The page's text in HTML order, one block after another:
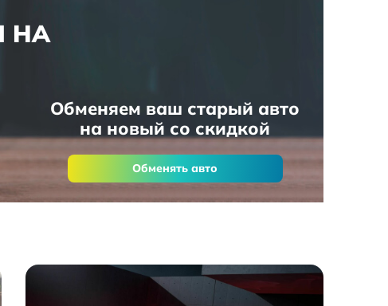
НА
Обменяем ваш старый авто
на новый со скидкой
Обменять авто